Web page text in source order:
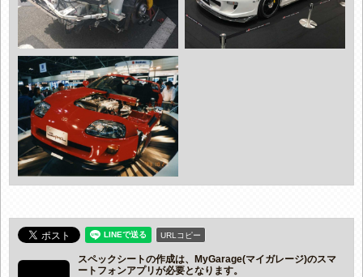
URLコピー
スペックシートの作成は、MyGarage(マイガレージ)のスマ
ートフォンアプリが必要となります。